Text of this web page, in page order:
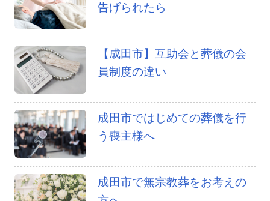
告げられたら
【成田市】互助会と葬儀の会
員制度の違い
成田市ではじめての葬儀を行
う喪主様へ
成田市で無宗教葬をお考えの